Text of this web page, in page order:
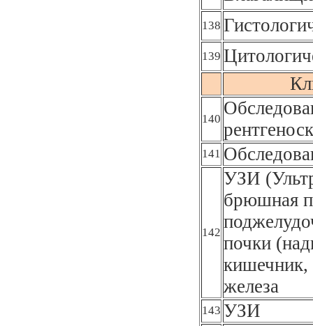
138
139
140
141
142
УЗИ
брюшная
почки
кишечник,
железа
143 УЗИ